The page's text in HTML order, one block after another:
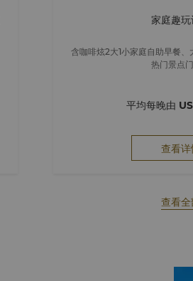
家庭趣玩
含咖啡炫2大1小家庭自助早餐
热门景点门
平均每晚由
查看详
查看全